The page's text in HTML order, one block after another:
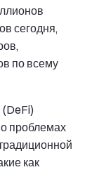
сегодня,
по всему
проблемах
как